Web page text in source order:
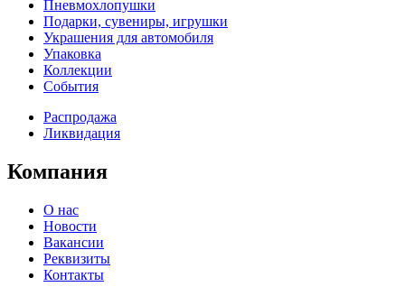
Пневмохлопушки
Подарки, сувениры, игрушки
Украшения для автомобиля
Упаковка
Коллекции
События
Распродажа
Ликвидация
Компания
О нас
Новости
Вакансии
Реквизиты
Контакты